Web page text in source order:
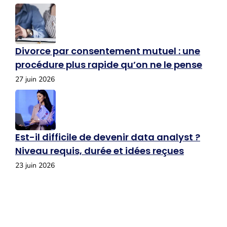
Divorce par consentement mutuel : une
procédure plus rapide qu’on ne le pense
27 juin 2026
Est-il difficile de devenir data analyst ?
Niveau requis, durée et idées reçues
23 juin 2026